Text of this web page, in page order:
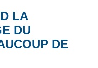
LA
DU
DE